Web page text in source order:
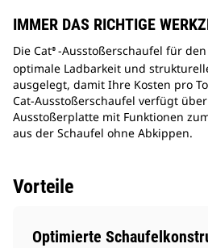
IMMER DAS RICHTIGE
Die Cat® -Ausstoßerschaufel für
optimale Ladbarkeit und
ausgelegt, damit Ihre Kosten pro
Cat-Ausstoßerschaufel verfügt
Ausstoßerplatte mit Funktionen
aus der Schaufel ohne Abkippen.
Vorteile
Optimierte